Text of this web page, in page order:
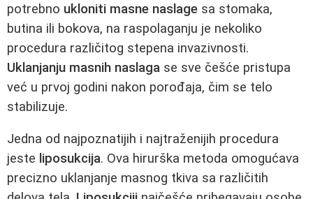
potrebno ukloniti masne naslage sa stomaka,
butina ili bokova, na raspolaganju je nekoliko
procedura različitog stepena invazivnosti.
Uklanjanju masnih naslaga se sve češće pristupa
već u prvoj godini nakon porođaja, čim se telo
stabilizuje.
Jedna od najpoznatijih i najtraženijih procedura
jeste liposukcija. Ova hirurška metoda omogućava
precizno uklanjanje masnog tkiva sa različitih